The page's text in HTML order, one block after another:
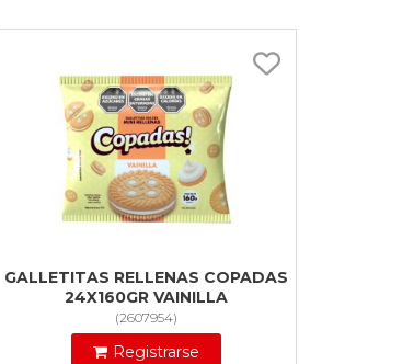
GALLETITAS RELLENAS COPADAS
24X160GR VAINILLA
(2607954)
Registrarse